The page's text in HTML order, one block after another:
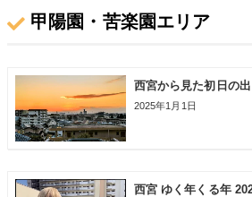
甲陽園・苦楽園エリア
西宮から見た初日の出
2025年1月1日
西宮 ゆく年くる年